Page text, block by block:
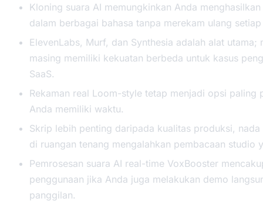
Kloning suara AI memungkinkan Anda
dalam berbagai bahasa tanpa merekam ulang
ElevenLabs, Murf, dan Synthesia adalah alat utama;
masing memiliki kekuatan berbeda untuk kasus
SaaS.
Rekaman real Loom-style tetap menjadi opsi paling
Anda memiliki waktu.
Skrip lebih penting daripada kualitas produksi,
di ruangan tenang mengalahkan pembacaan studio
Pemrosesan suara AI real-time VoxBooster
penggunaan jika Anda juga melakukan demo
panggilan.